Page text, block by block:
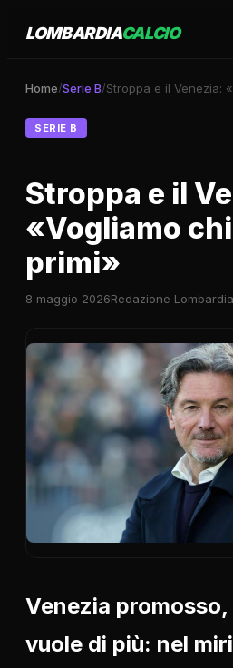
LOMBARDIACALCIO
Home/Serie B/Stroppa e il Venezia:
SERIE B
Stroppa e il
«Vogliamo
primi»
8 maggio 2026Redazione
Venezia
vuole di più: nel